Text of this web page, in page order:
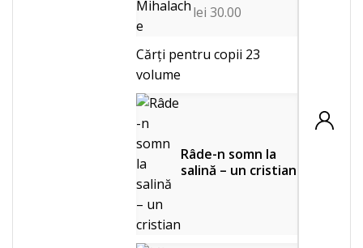
lei 30.00
Cărți pentru copii 23
volume
Râde-n somn la
salină – un cristian